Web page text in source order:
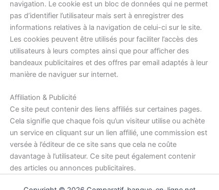
navigation. Le cookie est un bloc de données qui ne permet
pas d’identifier l’utilisateur mais sert à enregistrer des
informations relatives à la navigation de celui-ci sur le site.
Les cookies peuvent être utilisés pour faciliter l’accès des
utilisateurs à leurs comptes ainsi que pour afficher des
bandeaux publicitaires et des offres par email adaptés à leur
manière de naviguer sur internet.
Affiliation & Publicité
Ce site peut contenir des liens affiliés sur certaines pages.
Cela signifie que chaque fois qu’un visiteur utilise ou achète
un service en cliquant sur un lien affilié, une commission est
versée à l’éditeur de ce site sans que cela ne coûte
davantage à l’utilisateur. Ce site peut également contenir
des articles ou annonces publicitaires.